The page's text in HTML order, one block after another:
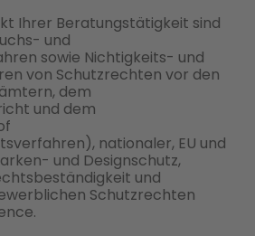
Ihrer Beratungstätigkeit sind
und
sowie Nichtigkeits- und
von Schutzrechten vor den
dem
und dem
nationaler, EU und
und Designschutz,
und
Schutzrechten